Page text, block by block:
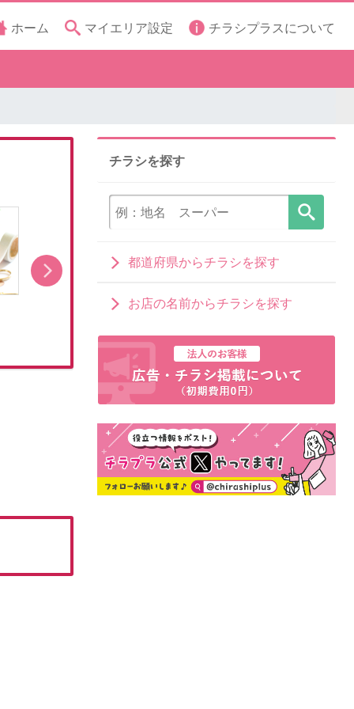
ホーム マイエリア設定 チラシプラスについて
「ラプンツェル」キャラクターグッズ
チラシを探す
都道府県からチラシを探す
お店の名前からチラシを探す